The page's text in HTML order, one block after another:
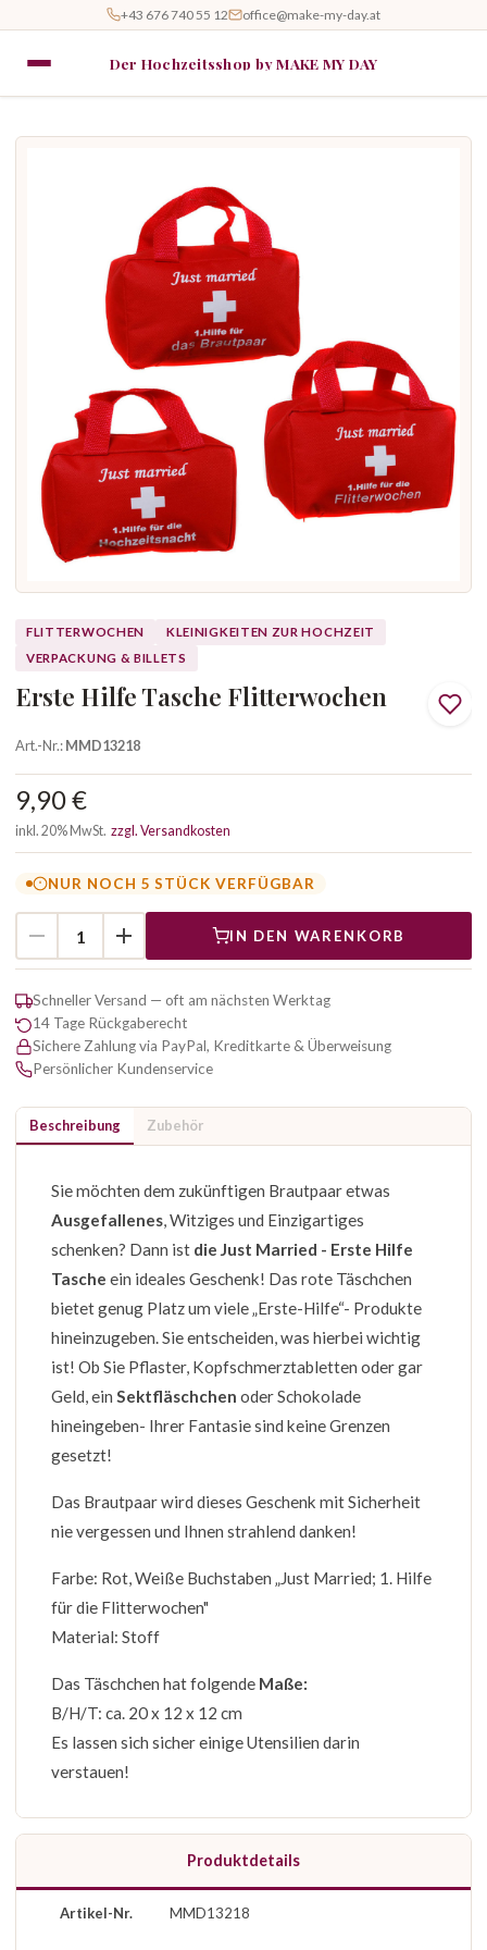
+43 676 740 55 12 office@make-my-day.at
Der Hochzeitsshop by MAKE MY DAY
FLITTERWOCHEN
KLEINIGKEITEN ZUR HOCHZEIT
VERPACKUNG & BILLETS
Erste Hilfe Tasche Flitterwochen
Art.-Nr.:MMD13218
9,90 €
inkl. 20% MwSt. zzgl. Versandkosten
NUR NOCH 5 STÜCK VERFÜGBAR
IN DEN WARENKORB
Schneller Versand — oft am nächsten Werktag
14 Tage Rückgaberecht
Sichere Zahlung via PayPal, Kreditkarte & Überweisung
Persönlicher Kundenservice
Beschreibung Zubehör
Sie möchten dem zukünftigen Brautpaar etwas
Ausgefallenes, Witziges und Einzigartiges
schenken? Dann ist die Just Married - Erste Hilfe
Tasche ein ideales Geschenk! Das rote Täschchen
bietet genug Platz um viele „Erste-Hilfe“- Produkte
hineinzugeben. Sie entscheiden, was hierbei wichtig
ist! Ob Sie Pflaster, Kopfschmerztabletten oder gar
Geld, ein Sektfläschchen oder Schokolade
hineingeben- Ihrer Fantasie sind keine Grenzen
gesetzt!
Das Brautpaar wird dieses Geschenk mit Sicherheit
nie vergessen und Ihnen strahlend danken!
Farbe: Rot, Weiße Buchstaben „Just Married; 1. Hilfe
für die Flitterwochen"
Material: Stoff
Das Täschchen hat folgende Maße:
B/H/T: ca. 20 x 12 x 12 cm
Es lassen sich sicher einige Utensilien darin
verstauen!
Produktdetails
Artikel-Nr. MMD13218